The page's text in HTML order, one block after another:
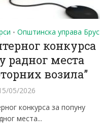
• Општинска управа Брус
конкурса
радног места
возила”
05/2026
конкурса за попуну
места...